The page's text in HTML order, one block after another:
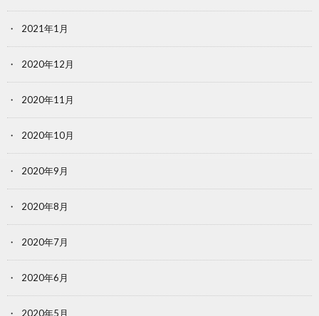
2021年1月
2020年12月
2020年11月
2020年10月
2020年9月
2020年8月
2020年7月
2020年6月
2020年5月